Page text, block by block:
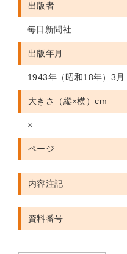
出版者
毎日新聞社
出版年月
1943年（昭和18年）3月
大きさ（縦×横）cm
×
ページ
内容注記
資料番号